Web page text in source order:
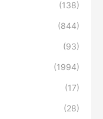
(138)
(844)
(93)
(1994)
(17)
(28)